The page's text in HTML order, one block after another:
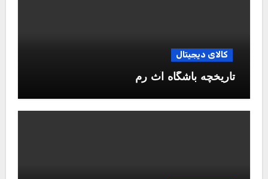
کالای دیجیتال
تاریخچه باشگاه آث رم